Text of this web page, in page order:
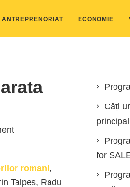
ANTREPRENORIAT ECONOMIE
romani,
Talpes, Radu
Câți
for